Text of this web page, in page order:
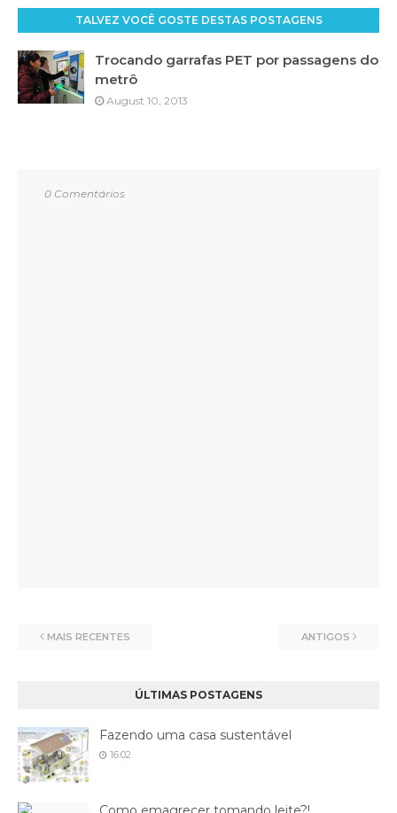
TALVEZ VOCÊ GOSTE DESTAS POSTAGENS
Trocando garrafas PET por passagens do
metrô
August 10, 2013
0 Comentários
MAIS RECENTES ANTIGOS
ÚLTIMAS POSTAGENS
Fazendo uma casa sustentável
16:02